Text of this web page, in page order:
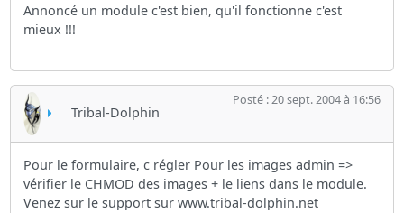
Annoncé un module c'est bien, qu'il fonctionne c'est
mieux !!!
Tribal-Dolphin
Posté : 20 sept. 2004 à 16:56
Pour le formulaire, c régler Pour les images admin =>
vérifier le CHMOD des images + le liens dans le module.
Venez sur le support sur www.tribal-dolphin.net